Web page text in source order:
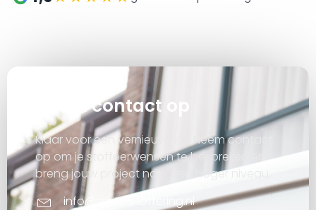
Neem contact op
Klaar voor een vernieuwing? Neem contact
op om je stoffeerwensen te bespreken en
breng jouw project naar een hoger niveau.
info@smits-stoffering.nl